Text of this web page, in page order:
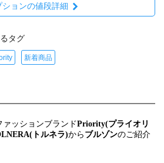
ションの値段詳細
タグ
新着商品
ァッションブランドPriority(プライオリ
トルネラ)から ブルゾンのご紹介